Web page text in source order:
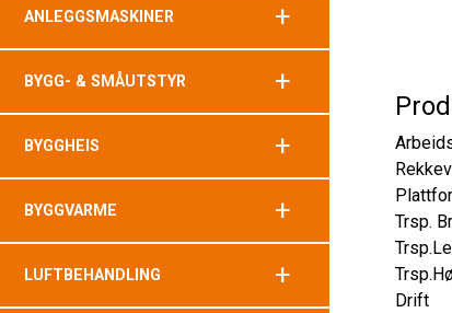
ANLEGGSMASKINER +
BYGG- & SMÅUTSTYR +
BYGGHEIS +
BYGGVARME +
LUFTBEHANDLING +
Trsp.
Drift